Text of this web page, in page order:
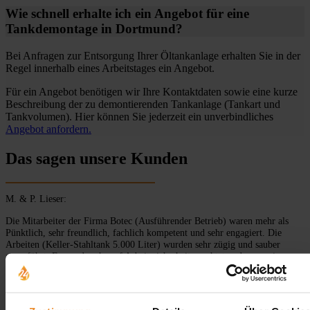
Wie schnell erhalte ich ein Angebot für eine
Tankdemontage in Dortmund?
Bei Anfragen zur Entsorgung Ihrer Öltankanlage erhalten Sie in der
Regel innerhalb eines Arbeitstages ein Angebot.
Für ein Angebot benötigen wir Ihre Kontaktdaten sowie eine kurze
Beschreibung der zu demontierenden Tankanlage (Tankart und
Tankvolumen). Hier können Sie jederzeit ein unverbindliches
Angebot anfordern.
Das sagen unsere Kunden
M. & P. Lieser:
Die Mitarbeiter der Firma Botec (Ausführender Betrieb) waren mehr als
Pünktlich, sehr freundlich, fachlich kompetent und sehr engagiert. Die
Arbeiten (Keller-Stahltank 5.000 Liter) wurden sehr zügig und sauber
ausgeführt. Es wurde sehr auf Arbeitssicherheit geachtet und es war immer
einer Sicherungsperson beim Brennschneiden anwesend! Es wurde sehr
sauber gearbeitet und genauestens darauf geachtet, dass an keiner Stelle